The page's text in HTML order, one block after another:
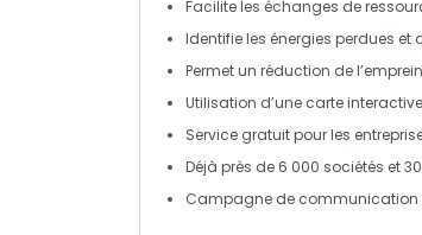
Facilite les échanges de
Identifie les énergies perdues et
Permet un réduction de
Utilisation d’une carte
Service gratuitpour les
Déjà près de6 000 sociétés et
Campagne de communication